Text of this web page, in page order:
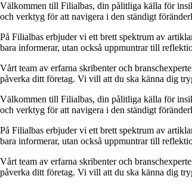
Välkommen till Filialbas, din pålitliga källa för
och verktyg för att navigera i den ständigt
På Filialbas erbjuder vi ett brett spektrum av
bara informerar, utan också uppmuntrar till
Vårt team av erfarna skribenter och
påverka ditt företag. Vi vill att du ska känna dig
Välkommen till Filialbas, din pålitliga källa för
och verktyg för att navigera i den ständigt
På Filialbas erbjuder vi ett brett spektrum av
bara informerar, utan också uppmuntrar till
Vårt team av erfarna skribenter och
påverka ditt företag. Vi vill att du ska känna dig